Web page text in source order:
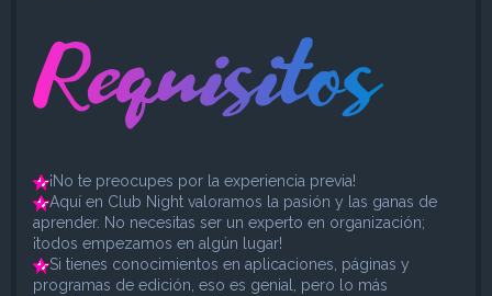
¡No te preocupes por la experiencia previa!
Aquí en Club Night valoramos la pasión y las ganas de
aprender. No necesitas ser un experto en organización;
¡todos empezamos en algún lugar!
Si tienes conocimientos en aplicaciones, páginas y
programas de edición, eso es genial, pero lo más